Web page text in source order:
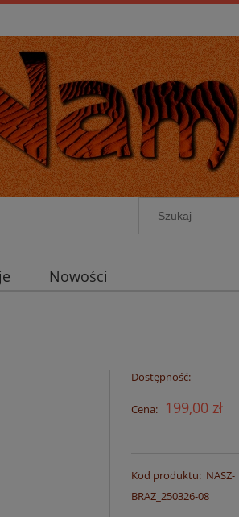
Nowości
Dostępność:
Cena: 199,00 zł
Kod produktu: NASZ-
BRAZ_250326-08